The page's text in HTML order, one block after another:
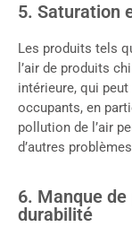
5. Saturation
Les produits tels
l’air de produits
intérieure, qui
occupants, en
pollution de l’air
d’autres
6. Manque
durabilité